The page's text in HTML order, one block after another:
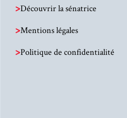
>Découvrir la sénatrice
>Mentions légales
>Politique de confidentialité